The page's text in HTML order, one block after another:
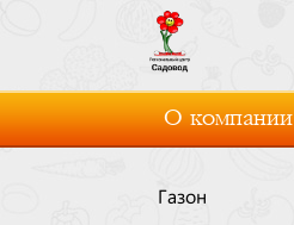
О компании
Газон